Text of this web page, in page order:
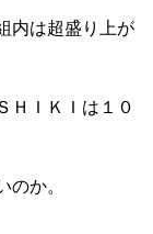
内は超盛り上が
ＨＩＫＩは１０
のか。